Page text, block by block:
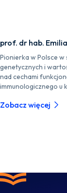
prof. dr hab.
Pionierka w Polsce
genetycznych i
nad cechami
immunologicznego u
Zobacz więcej